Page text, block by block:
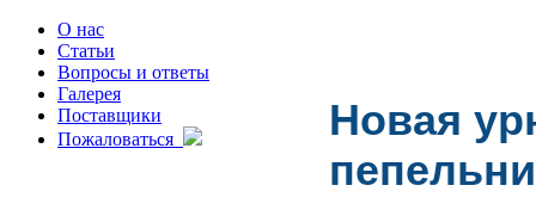
О нас
Статьи
Вопросы и ответы
Галерея
Поставщики
Пожаловаться
Новая